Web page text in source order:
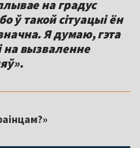
на градус
ў такой сітуацыі ён
Я думаю, гэта
на вызваленне